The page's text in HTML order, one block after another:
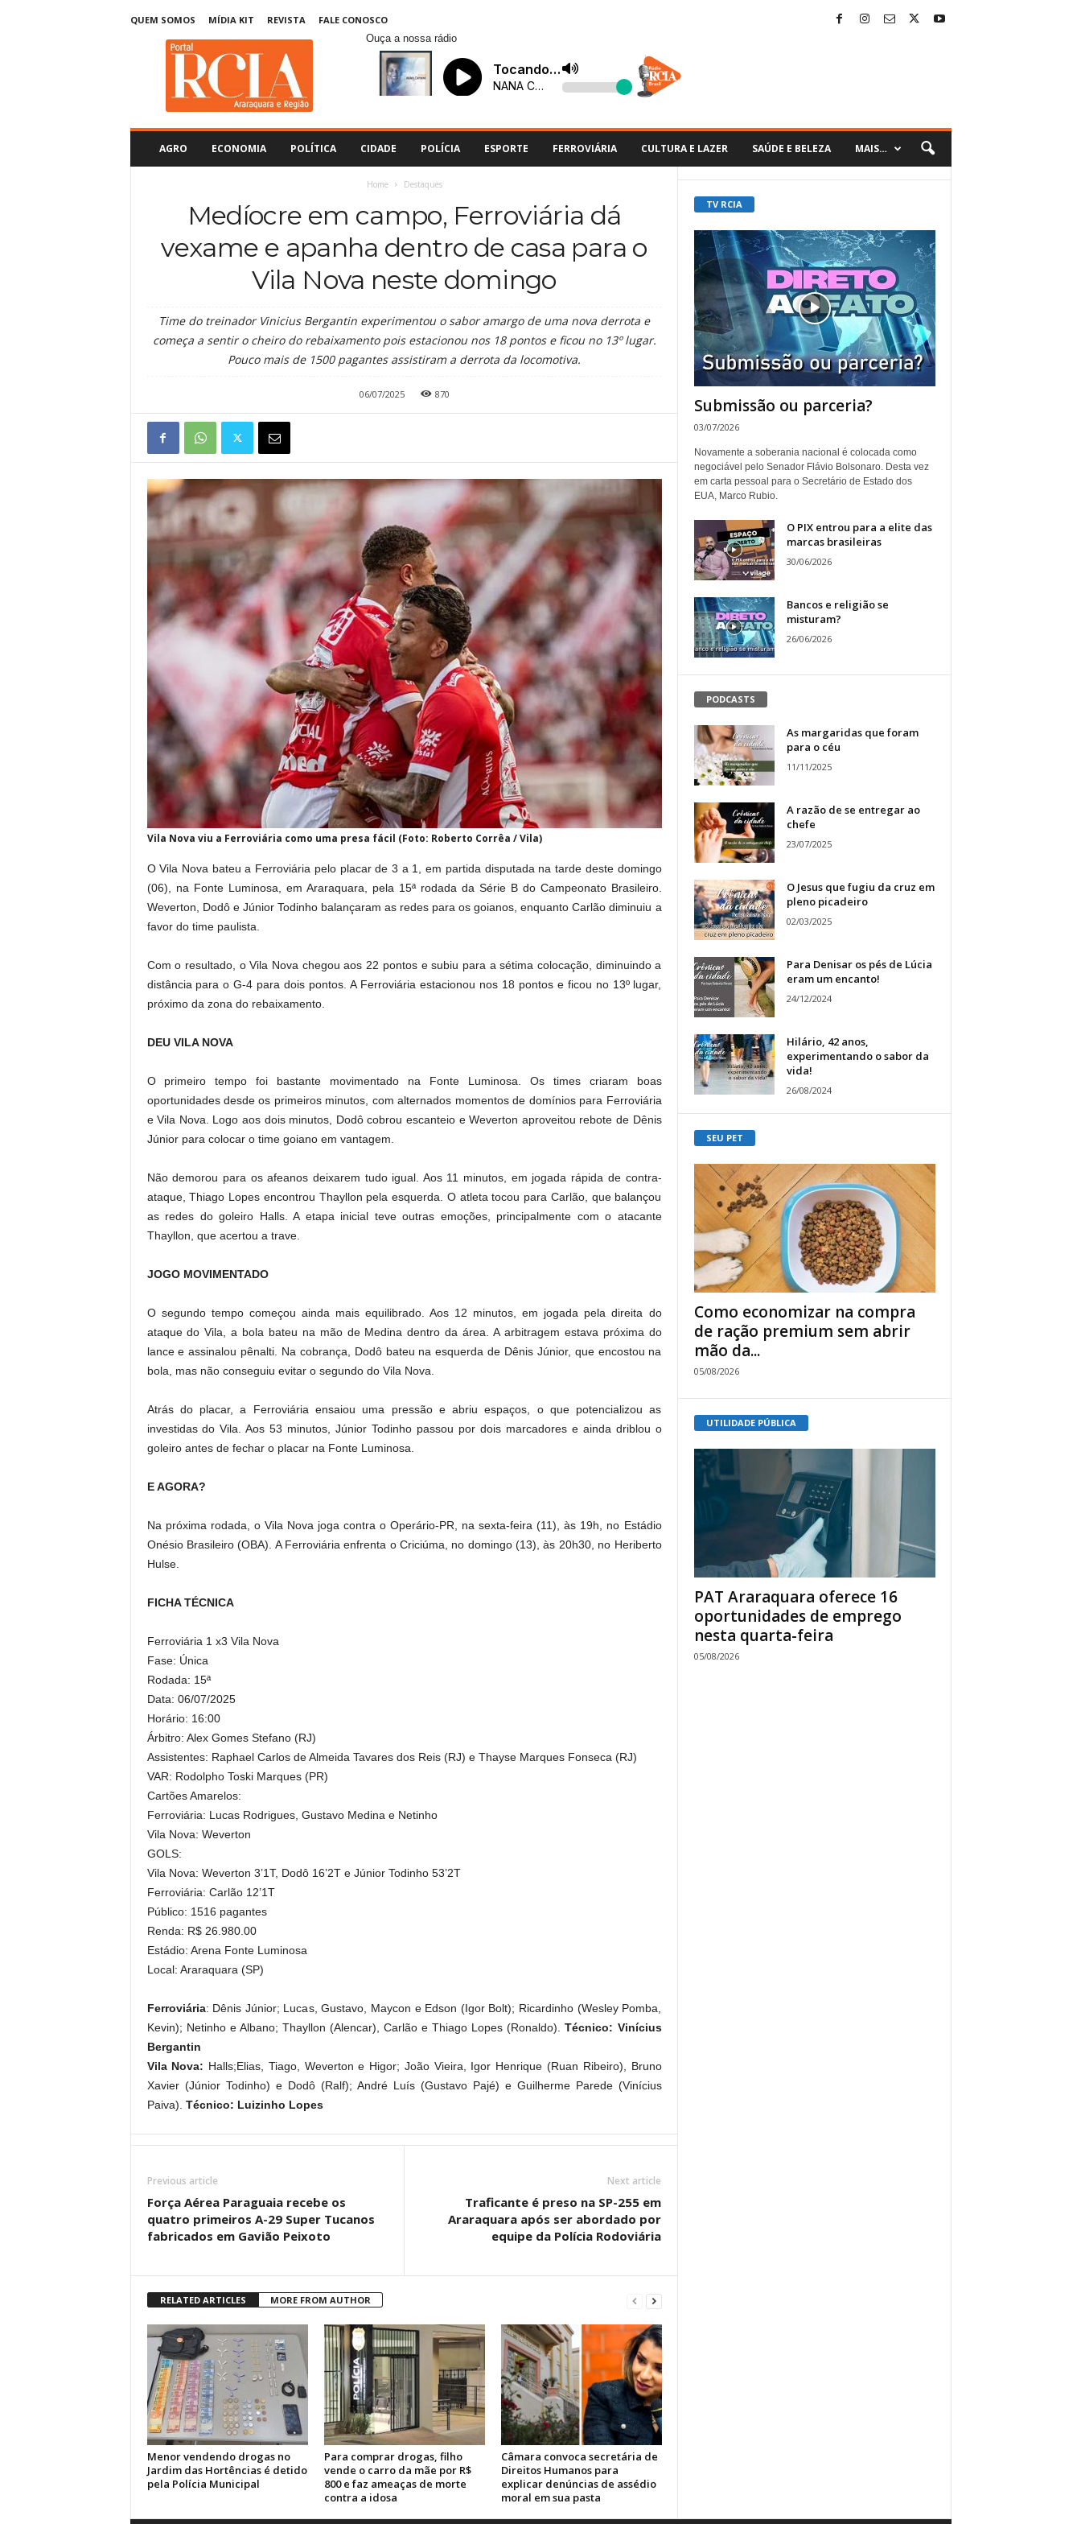
QUEM SOMOS MÍDIA KIT REVISTA
FALE CONOSCO
Ouça a nossa rádio
AGRO ECONOMIA POLÍTICA CIDADE POLÍCIA ESPORTE FERROVIÁRIA CULTURA E LAZER SAÚDE E BELEZA MAIS…
Home Destaques
Medíocre em campo, Ferroviária dá
vexame e apanha dentro de casa para o
Vila Nova neste domingo
Time do treinador Vinicius Bergantin experimentou o sabor amargo de uma nova derrota e
começa a sentir o cheiro do rebaixamento pois estacionou nos 18 pontos e ficou no 13º lugar.
Pouco mais de 1500 pagantes assistiram a derrota da locomotiva.
06/07/2025 870
Vila Nova viu a Ferroviária como uma presa fácil (Foto: Roberto Corrêa / Vila)
O Vila Nova bateu a Ferroviária pelo placar de 3 a 1, em partida disputada na tarde deste domingo
(06), na Fonte Luminosa, em Araraquara, pela 15ª rodada da Série B do Campeonato Brasileiro.
Weverton, Dodô e Júnior Todinho balançaram as redes para os goianos, enquanto Carlão diminuiu a
favor do time paulista.
Com o resultado, o Vila Nova chegou aos 22 pontos e subiu para a sétima colocação, diminuindo a
distância para o G-4 para dois pontos. A Ferroviária estacionou nos 18 pontos e ficou no 13º lugar,
próximo da zona do rebaixamento.
DEU VILA NOVA
O primeiro tempo foi bastante movimentado na Fonte Luminosa. Os times criaram boas
oportunidades desde os primeiros minutos, com alternados momentos de domínios para Ferroviária
e Vila Nova. Logo aos dois minutos, Dodô cobrou escanteio e Weverton aproveitou rebote de Dênis
Júnior para colocar o time goiano em vantagem.
Não demorou para os afeanos deixarem tudo igual. Aos 11 minutos, em jogada rápida de contra-
ataque, Thiago Lopes encontrou Thayllon pela esquerda. O atleta tocou para Carlão, que balançou
as redes do goleiro Halls. A etapa inicial teve outras emoções, principalmente com o atacante
Thayllon, que acertou a trave.
JOGO MOVIMENTADO
O segundo tempo começou ainda mais equilibrado. Aos 12 minutos, em jogada pela direita do
ataque do Vila, a bola bateu na mão de Medina dentro da área. A arbitragem estava próxima do
lance e assinalou pênalti. Na cobrança, Dodô bateu na esquerda de Dênis Júnior, que encostou na
bola, mas não conseguiu evitar o segundo do Vila Nova.
Atrás do placar, a Ferroviária ensaiou uma pressão e abriu espaços, o que potencializou as
investidas do Vila. Aos 53 minutos, Júnior Todinho passou por dois marcadores e ainda driblou o
goleiro antes de fechar o placar na Fonte Luminosa.
E AGORA?
Na próxima rodada, o Vila Nova joga contra o Operário-PR, na sexta-feira (11), às 19h, no Estádio
Onésio Brasileiro (OBA). A Ferroviária enfrenta o Criciúma, no domingo (13), às 20h30, no Heriberto
Hulse.
FICHA TÉCNICA
Ferroviária 1 x3 Vila Nova
Fase: Única
Rodada: 15ª
Data: 06/07/2025
Horário: 16:00
Árbitro: Alex Gomes Stefano (RJ)
Assistentes: Raphael Carlos de Almeida Tavares dos Reis (RJ) e Thayse Marques Fonseca (RJ)
VAR: Rodolpho Toski Marques (PR)
Cartões Amarelos:
Ferroviária: Lucas Rodrigues, Gustavo Medina e Netinho
Vila Nova: Weverton
GOLS:
Vila Nova: Weverton 3’1T, Dodô 16’2T e Júnior Todinho 53’2T
Ferroviária: Carlão 12’1T
Público: 1516 pagantes
Renda: R$ 26.980.00
Estádio: Arena Fonte Luminosa
Local: Araraquara (SP)
Ferroviária: Dênis Júnior; Lucas, Gustavo, Maycon e Edson (Igor Bolt); Ricardinho (Wesley Pomba,
Kevin); Netinho e Albano; Thayllon (Alencar), Carlão e Thiago Lopes (Ronaldo).Técnico: Vinícius
Bergantin
Vila Nova: Halls;Elias, Tiago, Weverton e Higor; João Vieira, Igor Henrique (Ruan Ribeiro), Bruno
Xavier (Júnior Todinho) e Dodô (Ralf); André Luís (Gustavo Pajé) e Guilherme Parede (Vinícius
Paiva). Técnico: Luizinho Lopes
Previous article
Força Aérea Paraguaia recebe os
quatro primeiros A-29 Super Tucanos
fabricados em Gavião Peixoto
Next article
Traficante é preso na SP-255 em
Araraquara após ser abordado por
equipe da Polícia Rodoviária
RELATED ARTICLES MORE FROM AUTHOR
Menor vendendo drogas no
Jardim das Hortências é detido
pela Polícia Municipal
Para comprar drogas, filho
vende o carro da mãe por R$
800 e faz ameaças de morte
contra a idosa
Câmara convoca secretária de
Direitos Humanos para
explicar denúncias de assédio
moral em sua pasta
TV RCIA
Submissão ou parceria?
03/07/2026
Novamente a soberania nacional é colocada como
negociável pelo Senador Flávio Bolsonaro. Desta vez
em carta pessoal para o Secretário de Estado dos
EUA, Marco Rubio.
O PIX entrou para a elite das
marcas brasileiras
30/06/2026
Bancos e religião se
misturam?
26/06/2026
PODCASTS
As margaridas que foram
para o céu
11/11/2025
A razão de se entregar ao
chefe
23/07/2025
O Jesus que fugiu da cruz em
pleno picadeiro
02/03/2025
Para Denisar os pés de Lúcia
eram um encanto!
24/12/2024
Hilário, 42 anos,
experimentando o sabor da
vida!
26/08/2024
SEU PET
Como economizar na compra
de ração premium sem abrir
mão da...
05/08/2026
UTILIDADE PÚBLICA
PAT Araraquara oferece 16
oportunidades de emprego
nesta quarta-feira
05/08/2026